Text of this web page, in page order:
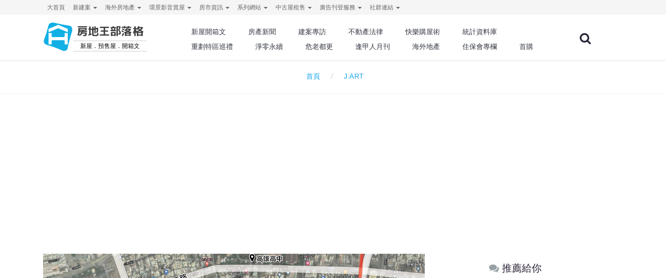
大首頁 新建案 海外房地產 環景影音賞屋 房市資訊 系列網站 中古屋租售 廣告刊登服務 社群連結
房地王部落格
新屋．預售屋．開箱文
新屋開箱文 房產新聞 建案專訪 不動產法律 快樂購屋術
統計資料庫
重劃特區巡禮
淨零永續 危老都更 逢甲人月刊 海外地產 住保會專欄 首購
首頁 J.ART
推薦給你